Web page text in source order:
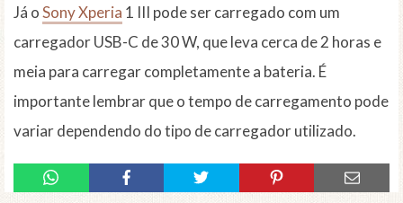
Já oSony Xperia 1 III pode ser carregado com um
carregador USB-C de 30 W, que leva cerca de 2 horas e
meia para carregar completamente a bateria. É
importante lembrar que o tempo de carregamento pode
variar dependendo do tipo de carregador utilizado.